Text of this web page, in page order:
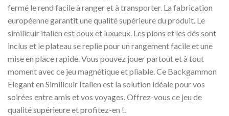
fermé le rend facile à ranger et à transporter. La fabrication
européenne garantit une qualité supérieure du produit. Le
similicuir italien est doux et luxueux. Les pions et les dés sont
inclus et le plateau se replie pour un rangement facile et une
mise en place rapide. Vous pouvez jouer partout et à tout
moment avec ce jeu magnétique et pliable. Ce Backgammon
Elegant en Similicuir Italien est la solution idéale pour vos
soirées entre amis et vos voyages. Offrez-vous ce jeu de
qualité supérieure et profitez-en !.